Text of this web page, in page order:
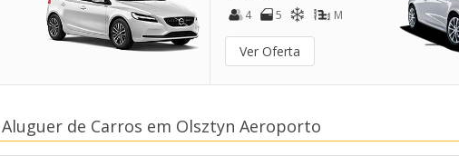
4
5 M
Ver Oferta
de Carros em Olsztyn Aeroporto